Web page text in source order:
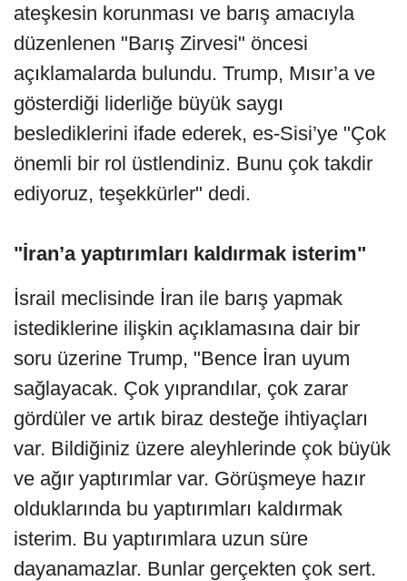
ateşkesin korunması ve barış amacıyla
düzenlenen "Barış Zirvesi" öncesi
açıklamalarda bulundu. Trump, Mısır’a ve
gösterdiği liderliğe büyük saygı
beslediklerini ifade ederek, es-Sisi’ye "Çok
önemli bir rol üstlendiniz. Bunu çok takdir
ediyoruz, teşekkürler" dedi.
"İran’a yaptırımları kaldırmak isterim"
İsrail meclisinde İran ile barış yapmak
istediklerine ilişkin açıklamasına dair bir
soru üzerine Trump, "Bence İran uyum
sağlayacak. Çok yıprandılar, çok zarar
gördüler ve artık biraz desteğe ihtiyaçları
var. Bildiğiniz üzere aleyhlerinde çok büyük
ve ağır yaptırımlar var. Görüşmeye hazır
olduklarında bu yaptırımları kaldırmak
isterim. Bu yaptırımlara uzun süre
dayanamazlar. Bunlar gerçekten çok sert.